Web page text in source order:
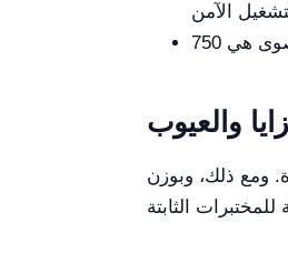
والعيوب
ومع ذلك، وبوزن